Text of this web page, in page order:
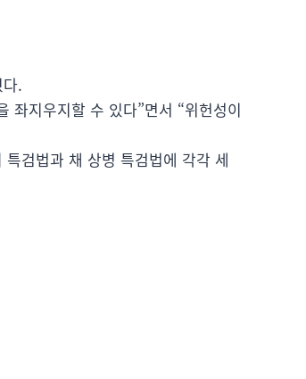
.
좌지우지할 수 있다”면서 “위헌성이
특검법과 채 상병 특검법에 각각 세